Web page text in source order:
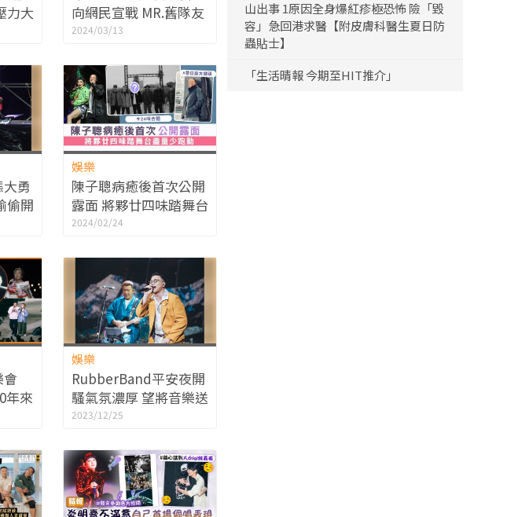
力大
向網民宣戰 MR.舊隊友
暗寸刷存：真心戇X
2024/03/13
勇
偷開
成
娛樂
陳子聰病癒後首次公開
露面 將夥廿四味踏舞台
盡量少跑動
2024/02/24
年來
太
娛樂
RubberBand平安夜開
騷氣氛濃厚 望將音樂送
到世界戰禍地區分享愛
2023/12/25
山出事 1原因全身爆紅疹極恐怖 險「毀
容」急回港求醫【附皮膚科醫生夏日防
蟲貼士】
「生活晴報 今期至HIT推介」